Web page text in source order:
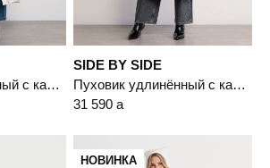
Пуховик удлинённый с капюшоном светло-бежевого цвета с пухом белой утки
SIDE BY SIDE
Пуховик удлинённый с капюшоном бордового цвета с пухом белой утки
31 590 a
НОВИНКА